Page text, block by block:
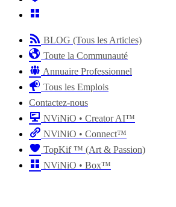
BLOG (Tous les Articles)
Toute la Communauté
Annuaire Professionnel
Tous les Emplois
Contactez-nous
NViNiO • Creator AI™
NViNiO • Connect™
TopKif ™ (Art & Passion)
NViNiO • Box™